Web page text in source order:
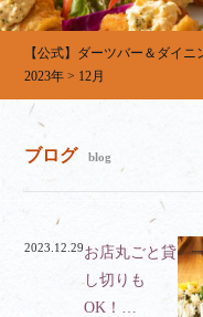
【公式】ダーツバー＆ダイ
2023年 > 12月
ブログ blog
2023.12.29お店丸ごと貸
し切りも
OK！…